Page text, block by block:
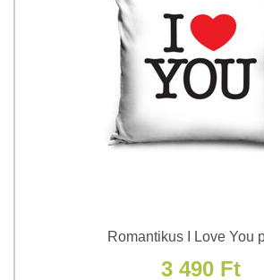
Romantikus I Love You
3 490 Ft